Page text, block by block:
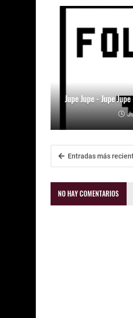
Jupe Jupe - Jupe
Entradas más
NO HAY COMENTARIOS